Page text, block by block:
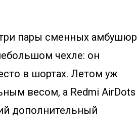
пары сменных амбушюр
чехле: он
в шортах. Летом уж
весом, а Redmi AirDots
дополнительный